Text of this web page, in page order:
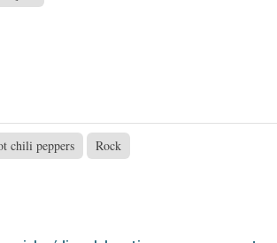
chili peppers Rock